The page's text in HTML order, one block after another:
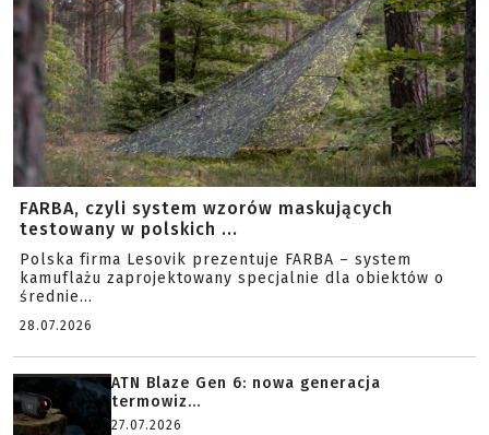
FARBA, czyli system wzorów maskujących
testowany w polskich ...
Polska firma Lesovik prezentuje FARBA – system
kamuflażu zaprojektowany specjalnie dla obiektów o
średnie...
28.07.2026
ATN Blaze Gen 6: nowa generacja
termowiz...
27.07.2026